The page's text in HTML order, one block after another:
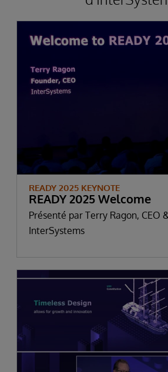
READY 2025 KEYNOTE
READY 2025 Welcome
Présenté par Terry Ragon, CEO
InterSystems